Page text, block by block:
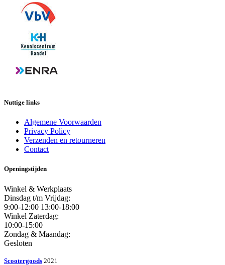
Nuttige links
Algemene Voorwaarden
Privacy Policy
Verzenden en retourneren
Contact
Openingstijden
Winkel & Werkplaats
Dinsdag t/m Vrijdag:
9:00-12:00 13:00-18:00
Winkel Zaterdag:
10:00-15:00
Zondag & Maandag:
Gesloten
Scootergoods 2021